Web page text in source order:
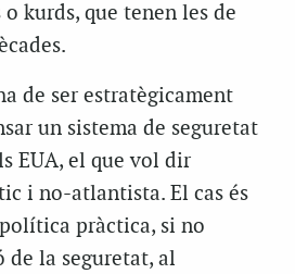
kurds, que tenen les de
de ser estratègicament
un sistema de seguretat
EUA, el que vol dir
i no-atlantista. El cas és
pràctica, si no
de la seguretat, al